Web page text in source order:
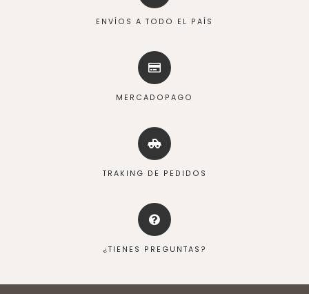
ENVÍOS A TODO EL PAÍS
MERCADOPAGO
TRAKING DE PEDIDOS
¿TIENES PREGUNTAS?